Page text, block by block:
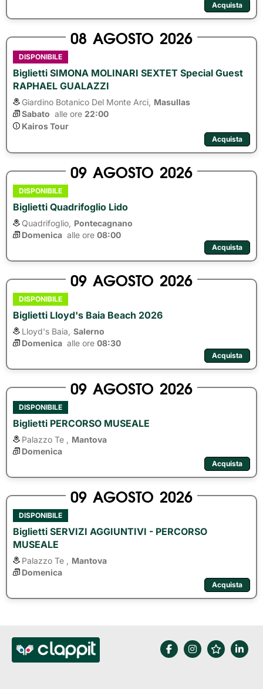
Acquista
08 AGOSTO 2026
DISPONIBILE
Biglietti SIMONA MOLINARI SEXTET Special Guest
RAPHAEL GUALAZZI
Giardino Botanico Del Monte Arci, Masullas
Sabato alle ore 22:00
Kairos Tour
Acquista
09 AGOSTO 2026
DISPONIBILE
Biglietti Quadrifoglio Lido
Quadrifoglio, Pontecagnano
Domenica alle ore 08:00
Acquista
09 AGOSTO 2026
DISPONIBILE
Biglietti Lloyd's Baia Beach 2026
Lloyd's Baia, Salerno
Domenica alle ore 08:30
Acquista
09 AGOSTO 2026
DISPONIBILE
Biglietti PERCORSO MUSEALE
Palazzo Te ,
Mantova
Domenica
Acquista
09 AGOSTO 2026
DISPONIBILE
Biglietti SERVIZI AGGIUNTIVI - PERCORSO
MUSEALE
Palazzo Te ,
Mantova
Domenica
Acquista